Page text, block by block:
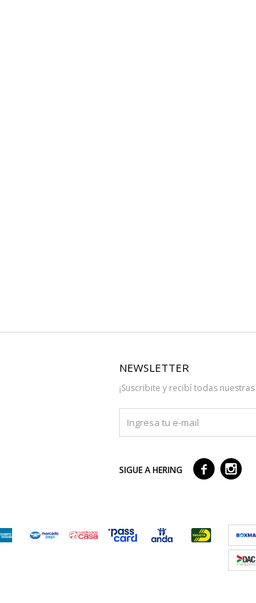
NEWSLETTER
¡Suscribite y recibí todas
SIGUE A HERING  